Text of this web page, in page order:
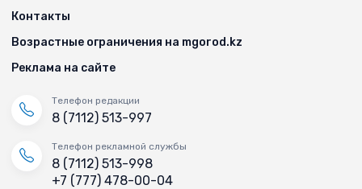
Контакты
Возрастные ограничения на mgorod.kz
Реклама на сайте
Телефон редакции
8 (7112) 513-997
Телефон рекламной службы
8 (7112) 513-998
+7 (777) 478-00-04